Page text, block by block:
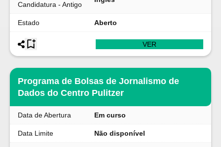
Candidatura - Antigo
Estado Aberto
VER
Programa de Bolsas de Jornalismo de
Dados do Centro Pulitzer
Data de Abertura Em curso
Data Limite Não disponível